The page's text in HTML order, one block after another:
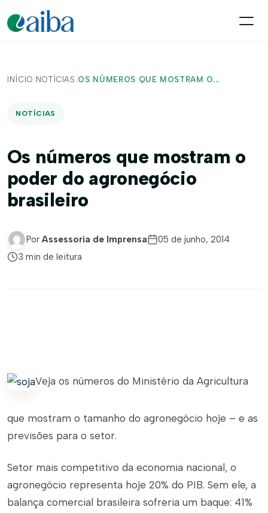
INÍCIO/ NOTÍCIAS /OS NÚMEROS QUE MOSTRAM O...
NOTÍCIAS
Os números que mostram o
poder do agronegócio
brasileiro
Por Assessoria de Imprensa
05 de junho, 2014
3 min de leitura
Veja os números do Ministério da Agricultura
que mostram o tamanho do agronegócio hoje – e as
previsões para o setor.
Setor mais competitivo da economia nacional, o
agronegócio representa hoje 20% do PIB. Sem ele, a
balança comercial brasileira sofreria um baque: 41%